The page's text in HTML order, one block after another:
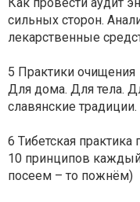
Как провести аудит
сильных сторон.
лекарственные
5 Практики очищения
Для дома. Для тела.
славянские традиции.
6 Тибетская
10 принципов
посеем – то пожнём)